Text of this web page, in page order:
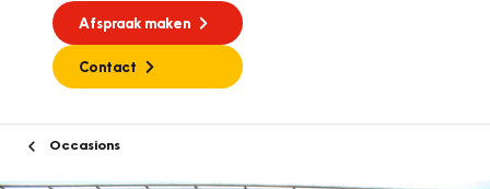
Afspraak maken
Contact
Occasions